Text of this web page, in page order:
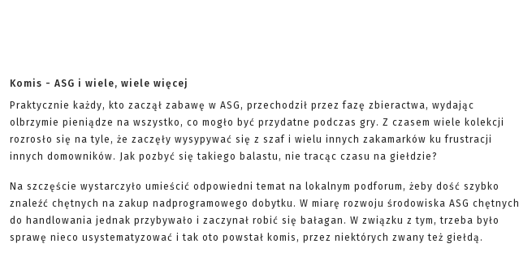
Komis - ASG i wiele, wiele więcej
Praktycznie każdy, kto zaczął zabawę w ASG, przechodził przez fazę zbieractwa, wydając
olbrzymie pieniądze na wszystko, co mogło być przydatne podczas gry. Z czasem wiele kolekcji
rozrosło się na tyle, że zaczęły wysypywać się z szaf i wielu innych zakamarków ku frustracji
innych domowników. Jak pozbyć się takiego balastu, nie tracąc czasu na giełdzie?
Na szczęście wystarczyło umieścić odpowiedni temat na lokalnym podforum, żeby dość szybko
znaleźć chętnych na zakup nadprogramowego dobytku. W miarę rozwoju środowiska ASG chętnych
do handlowania jednak przybywało i zaczynał robić się bałagan. W związku z tym, trzeba było
sprawę nieco usystematyzować i tak oto powstał komis, przez niektórych zwany też giełdą.